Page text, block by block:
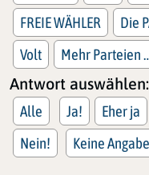
FREIE WÄHLER
Die
Volt
Mehr Parteien
Antwort auswählen:
Alle Ja! Eher ja
Nein!
Keine Angabe